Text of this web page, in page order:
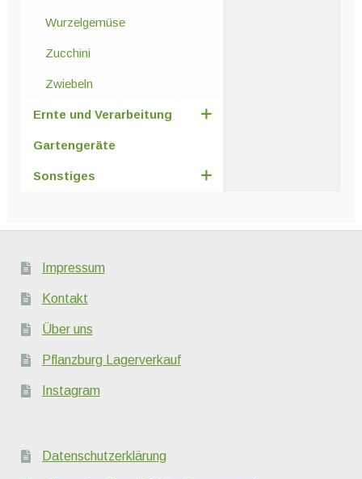
Wurzelgemüse
Zucchini
Zwiebeln
Ernte und Verarbeitung
Gartengeräte
Sonstiges
Impressum
Kontakt
Über uns
Pflanzburg Lagerverkauf
Instagram
Datenschutzerklärung